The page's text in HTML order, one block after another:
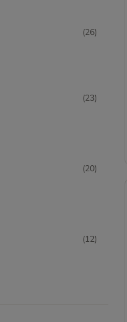
(26)
(23)
(20)
(12)